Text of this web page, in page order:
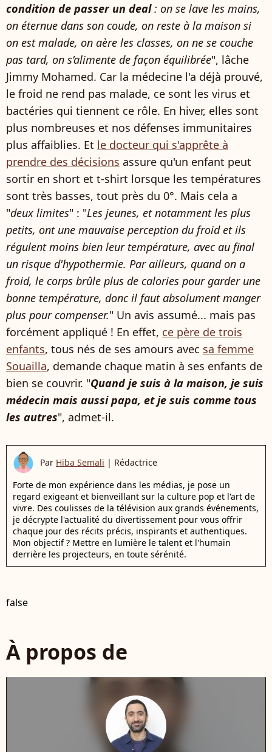
condition de passer un deal: on se lave les mains,
on éternue dans son coude, on reste à la maison si
on est malade, on aère les classes, on ne se couche
pas tard, on s’alimente de façon équilibrée", lâche
Jimmy Mohamed. Car la médecine l'a déjà prouvé,
le froid ne rend pas malade, ce sont les virus et
bactéries qui tiennent ce rôle. En hiver, elles sont
plus nombreuses et nos défenses immunitaires
plus affaiblies. Et le docteur qui s'apprête à
prendre des décisions assure qu'un enfant peut
sortir en short et t-shirt lorsque les températures
sont très basses, tout près du 0°. Mais cela a
"deux limites" : "Les jeunes, et notamment les plus
petits, ont une mauvaise perception du froid et ils
régulent moins bien leur température, avec au final
un risque d'hypothermie. Par ailleurs, quand on a
froid, le corps brûle plus de calories pour garder une
bonne température, donc il faut absolument manger
plus pour compenser." Un avis assumé... mais pas
forcément appliqué ! En effet, ce père de trois
enfants, tous nés de ses amours avec sa femme
Souailla, demande chaque matin à ses enfants de
bien se couvrir. "Quand je suis à la maison, je suis
médecin mais aussi papa, et je suis comme tous
les autres", admet-il.
Par Hiba Semali | Rédactrice
Forte de mon expérience dans les médias, je pose un
regard exigeant et bienveillant sur la culture pop et l'art de
vivre. Des coulisses de la télévision aux grands événements,
je décrypte l'actualité du divertissement pour vous offrir
chaque jour des récits précis, inspirants et authentiques.
Mon objectif ? Mettre en lumière le talent et l'humain
derrière les projecteurs, en toute sérénité.
false
À propos de